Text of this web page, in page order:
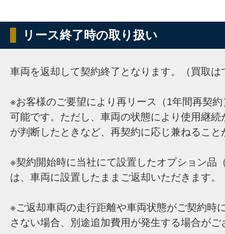
リース終了時の取り扱い
車両を返却して契約終了となります。（買取は
※お客様のご要望により再リース（1年間再契
可能です。ただし、車両の状態により使用継続
が判断したときなど、再契約に応じ兼ねること
※契約開始時に当社にて設置したオプション品
は、車両に設置したままご返却いただきます。
※ご返却車両の走行距離や車両状態がご契約時
さない場合、別途追加費用が発生する場合がご